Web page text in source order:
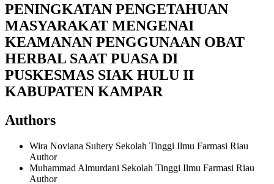
PENINGKATAN PENGETAHUAN
MASYARAKAT MENGENAI
KEAMANAN PENGGUNAAN OBAT
HERBAL SAAT PUASA DI
PUSKESMAS SIAK HULU II
KABUPATEN KAMPAR
Authors
Wira Noviana Suhery Sekolah Tinggi Ilmu Farmasi Riau
Author
Muhammad Almurdani Sekolah Tinggi Ilmu Farmasi Riau
Author